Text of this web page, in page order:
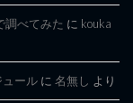
調べてみた に kouka
ュール に 名無し より